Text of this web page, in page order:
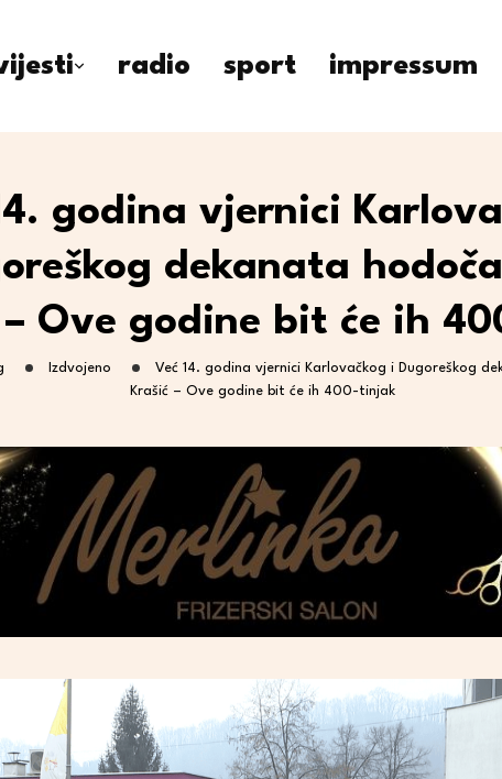
radio sport impressum
godina vjernici
dekanata
– Ove godine bit će ih
Izdvojeno
Već 14. godina vjernici Karlovačkog i Dugoreškog
Krašić – Ove godine bit će ih 400-tinjak